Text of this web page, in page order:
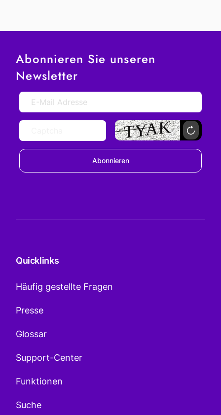
Abonnieren Sie unseren
Newsletter
Abonnieren
Quicklinks
Häufig gestellte Fragen
Presse
Glossar
Support-Center
Funktionen
Suche